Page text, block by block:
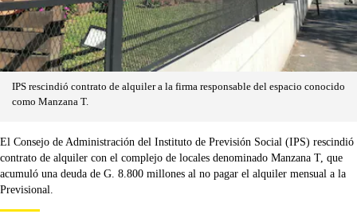
IPS rescindió contrato de alquiler a la firma responsable del espacio conocido
como Manzana T.
El Consejo de Administración del Instituto de Previsión Social (IPS) rescindió
contrato de alquiler con el complejo de locales denominado Manzana T, que
acumuló una deuda de G. 8.800 millones al no pagar el alquiler mensual a la
Previsional.